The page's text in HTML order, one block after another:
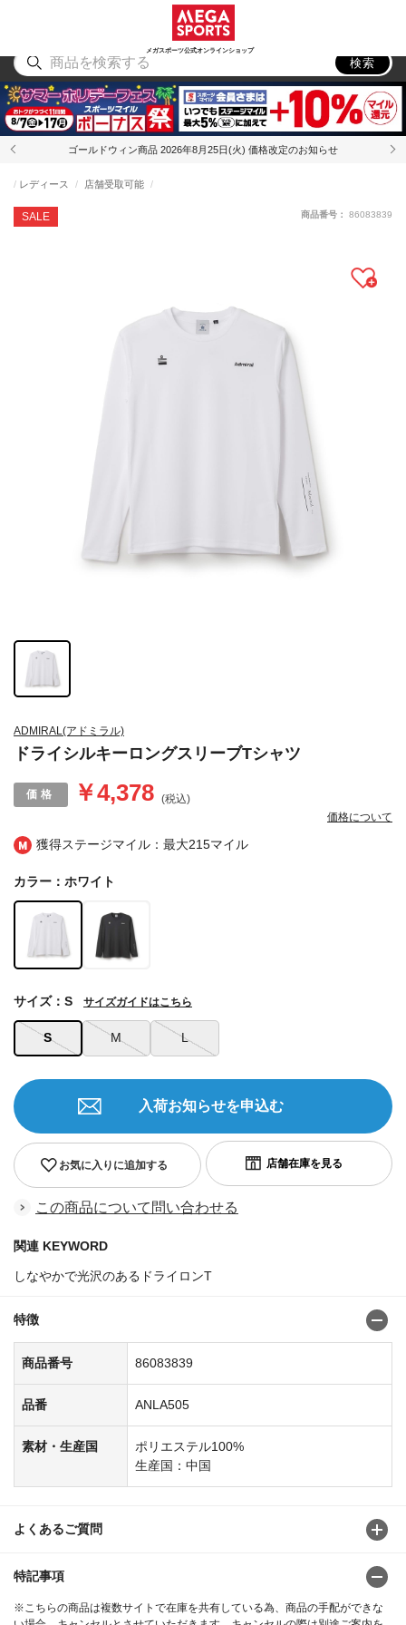
メガスポーツ公式オンラインショップ
アウトドア
検索
ゴールドウィン商品 2026年8月25日(火) 価格改定のお知らせ
獲得ステージマイル：最大215マイル
ADMIRAL(アドミラル)
ドライシルキーロングスリーブTシャツ
SALE
レディース 店舗受取可能
￥4,378 (税込)
価格について
商品番号： 86083839
カラー：ホワイト
S M L
サイズ：S サイズガイドはこちら
お気に入りに追加する
入荷お知らせを申込む
この商品について問い合わせる
関連 KEYWORD
しなやかで光沢のあるドライロンT
特徴
商品番号 86083839
品番 ANLA505
素材・生産国
ポリエステル100%
生産国：中国
よくあるご質問
特記事項
※こちらの商品は複数サイトで在庫を共有している為、商品の手配ができな